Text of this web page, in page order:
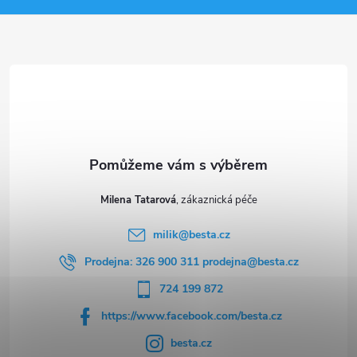
Milena Tatarová
milik@besta.cz
Prodejna: 326 900 311 prodejna@besta.cz
724 199 872
https://www.facebook.com/besta.cz
besta.cz